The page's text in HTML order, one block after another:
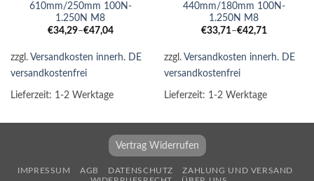
610mm/250mm 100N-
1.250N M8
€34,29–€47,04
zzgl. Versandkosten innerh. DE
versandkostenfrei
Lieferzeit: 1-2 Werktage
440mm/180mm 100N-
1.250N M8
€33,71–€42,71
zzgl. Versandkosten innerh. DE
versandkostenfrei
Lieferzeit: 1-2 Werktage
Vertrag Widerrufen
IMPRESSUM AGB DATENSCHUTZ
ZAHLUNG UND VERSAND